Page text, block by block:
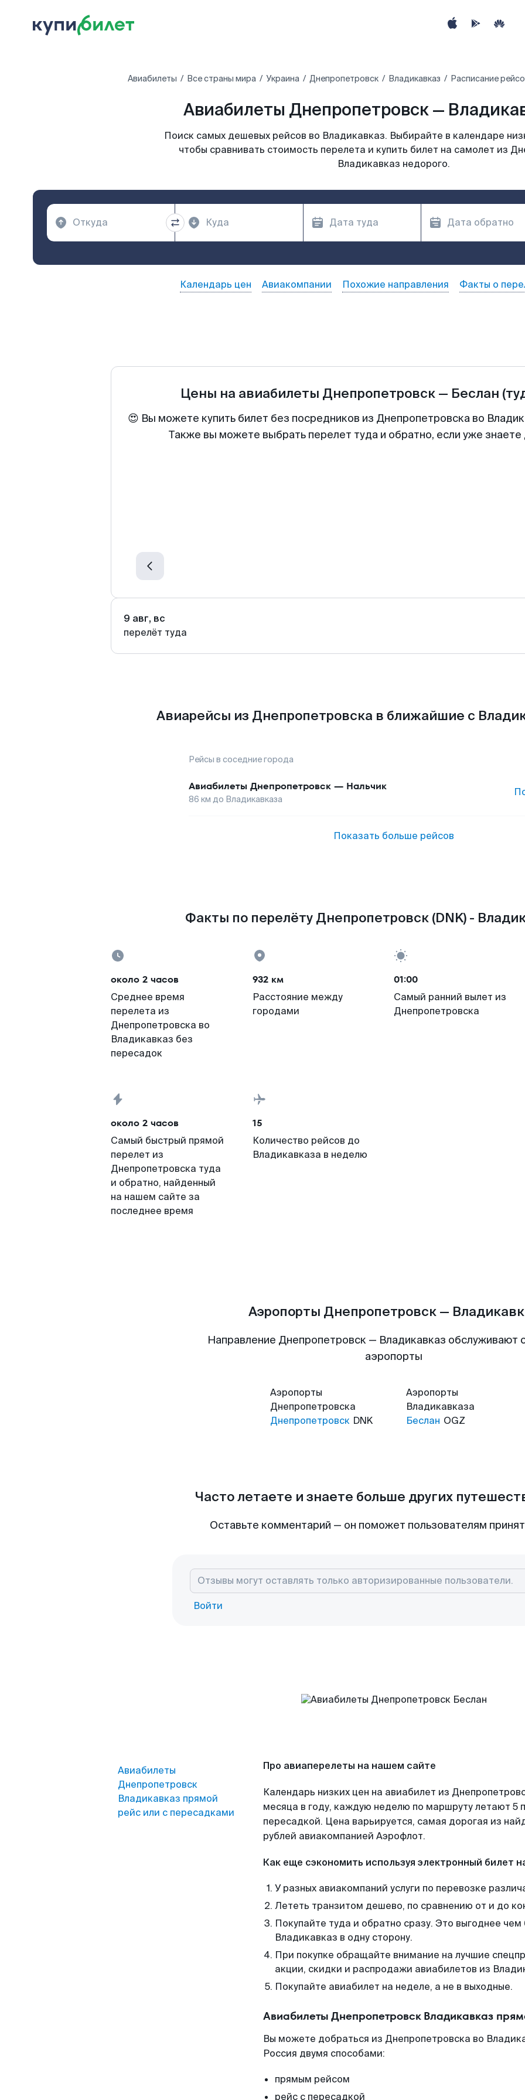
Авиабилеты Все страны мира Украина Днепропетровск Владикавказ Расписание
Авиабилеты Днепропетровск —
Поиск самых дешевых рейсов во Владикавказ. Выбирайте в календаре
чтобы сравнивать стоимость перелета и купить билет на самолет из
Владикавказ недорого.
Календарь цен Авиакомпании Похожие направления Факты о
Цены на авиабилеты Днепропетровск — Беслан
😍 Вы можете купить билет без посредников из Днепропетровска во
Также вы можете выбрать перелет туда и обратно, если уже
9 авг, вс
перелёт туда
Авиарейсы из Днепропетровска в ближайшие с
Рейсы в соседние города
Авиабилеты Днепропетровск — Нальчик
86 км до Владикавказа
Показать больше рейсов
Факты по перелёту Днепропетровск (DNK) -
около 2 часов
Среднее время
перелета из
Днепропетровска во
Владикавказ без
пересадок
932 км
Расстояние между
городами
01:00
Самый ранний вылет из
Днепропетровска
около 2 часов
Самый быстрый прямой
перелет из
Днепропетровска туда
и обратно, найденный
на нашем сайте за
последнее время
15
Количество рейсов до
Владикавказа в неделю
Аэропорты Днепропетровск —
Направление Днепропетровск — Владикавказ обслуживают
аэропорты
Аэропорты
Днепропетровска
Днепропетровск DNK
Аэропорты
Владикавказа
Беслан OGZ
Часто летаете и знаете больше других
Оставьте комментарий — он поможет пользователям
Войти
Авиабилеты
Днепропетровск
Владикавказ прямой
рейс или с пересадками
Про авиаперелеты на нашем сайте
Календарь низких цен на авиабилет из
месяца в году, каждую неделю по маршруту летают 5
пересадкой. Цена варьируется, самая дорогая из
рублей авиакомпанией Аэрофлот.
Как еще сэкономить используя электронный билет
У разных авиакомпаний услуги по перевозке
Лететь транзитом дешево, по сравнению от и до
Покупайте туда и обратно сразу. Это выгоднее
Владикавказ в одну сторону.
При покупке обращайте внимание на лучшие
акции, скидки и распродажи авиабилетов из
Покупайте авиабилет на неделе, а не в выходные.
Авиабилеты Днепропетровск Владикавказ
Вы можете добраться из Днепропетровска во
Россия двумя способами:
прямым рейсом
рейс с пересадкой